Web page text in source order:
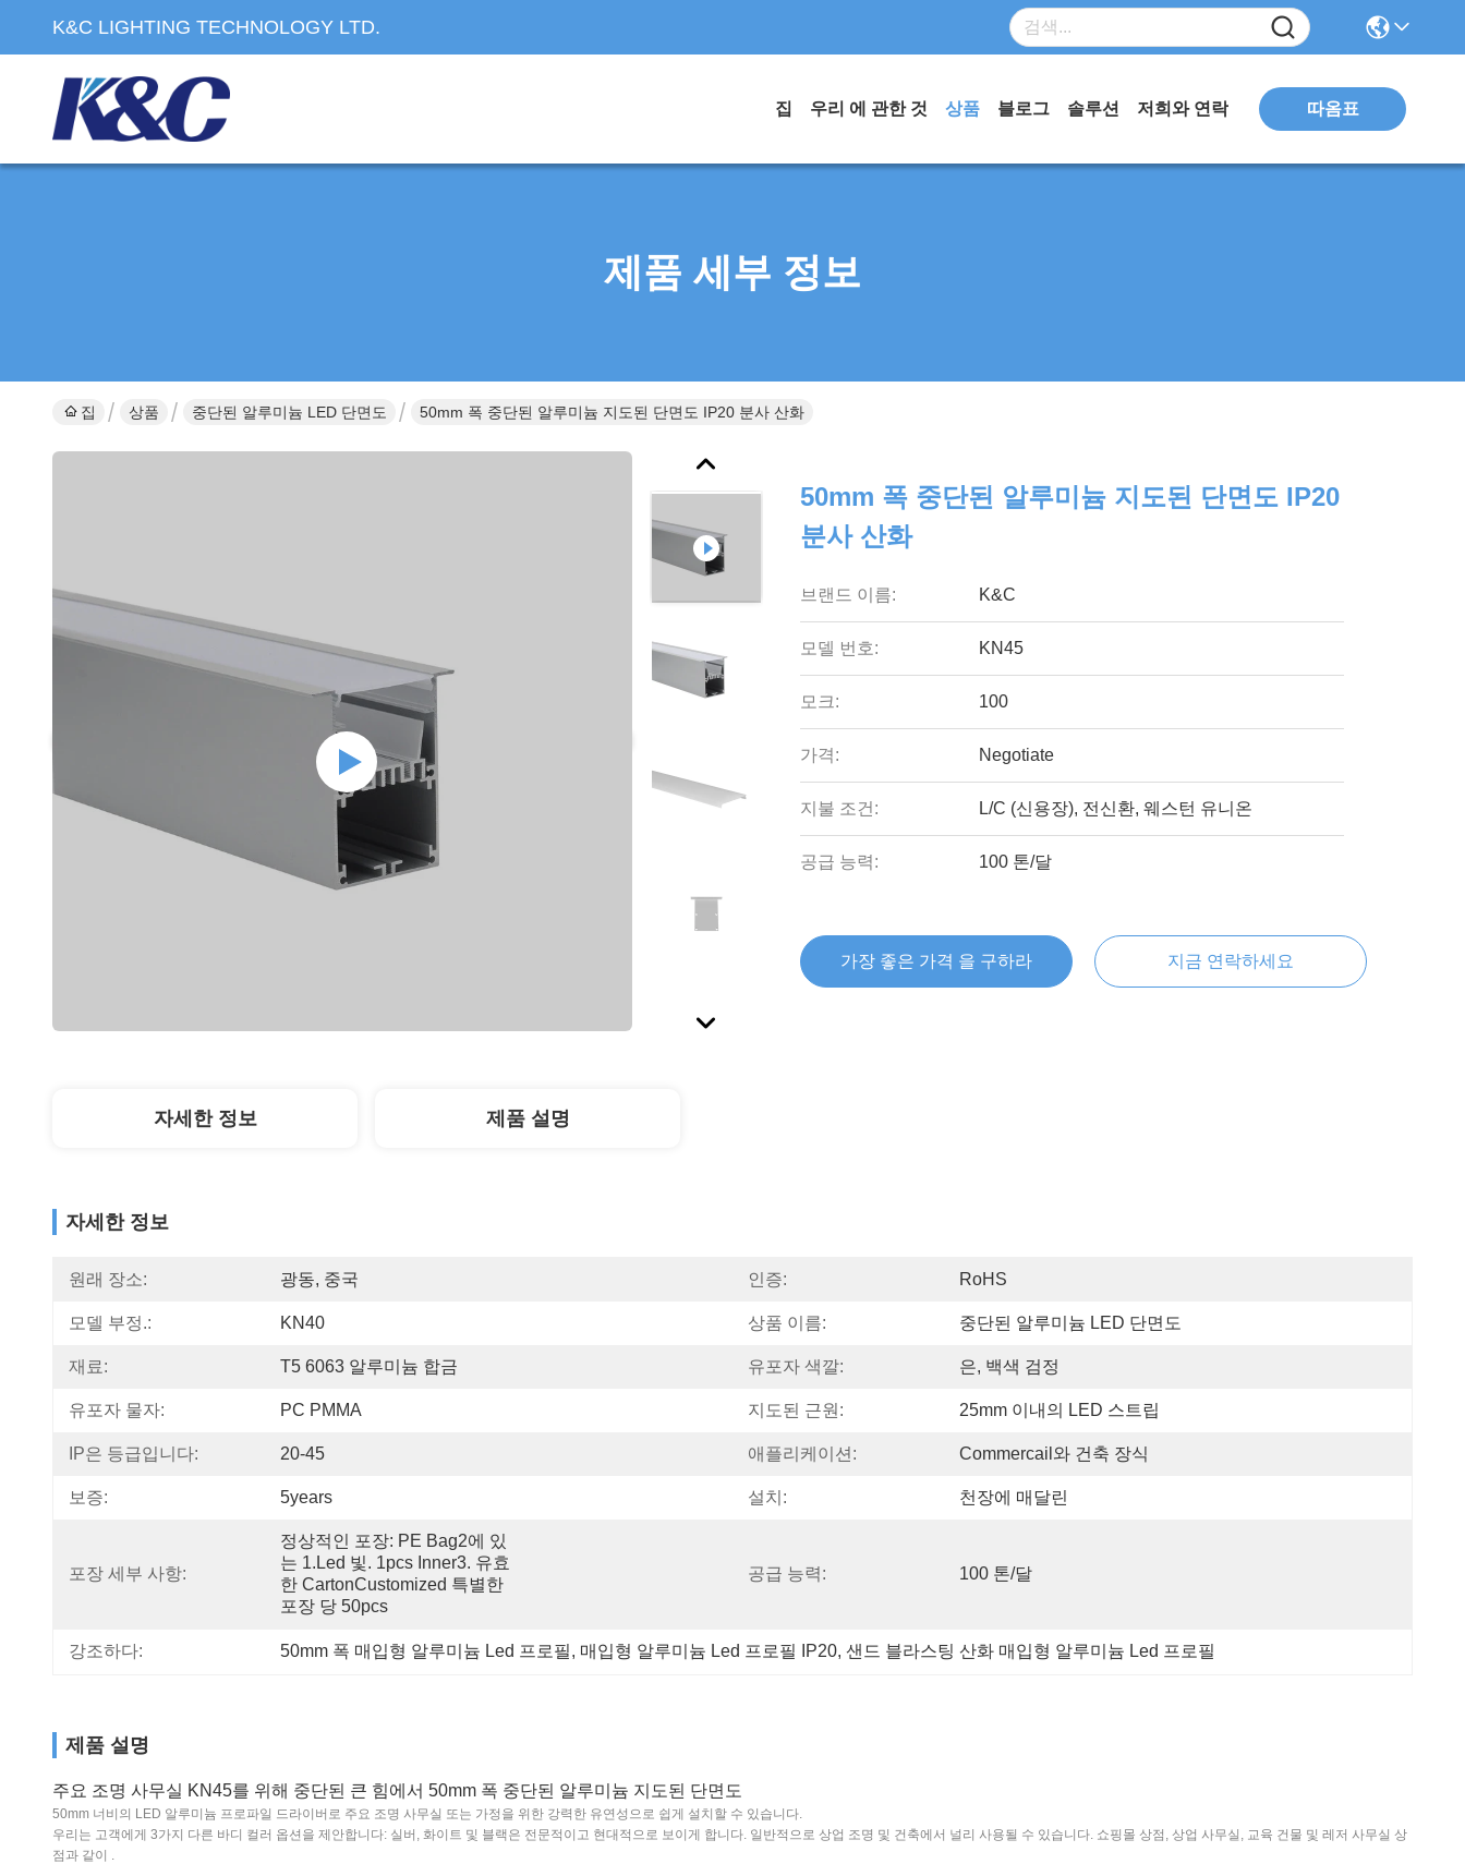
K&C LIGHTING TECHNOLOGY LTD.
집 우리 에 관한 것 상품 블로그 솔루션 저희와 연락 따옴표
제품 세부 정보
집 상품 중단된 알루미늄 LED 단면도 50mm 폭 중단된 알루미늄 지도된 단면도 IP20 분사 산화
50mm 폭 중단된 알루미늄 지도된 단면도 IP20
분사 산화
브랜드 이름: K&C
모델 번호: KN45
모크: 100
가격: Negotiate
지불 조건: L/C (신용장), 전신환, 웨스턴 유니온
공급 능력: 100 톤/달
가장 좋은 가격 을 구하라 지금 연락하세요
자세한 정보 제품 설명
자세한 정보
원래 장소: 광동, 중국 인증: RoHS
모델 부정.: KN40 상품 이름: 중단된 알루미늄 LED 단면도
재료: T5 6063 알루미늄 합금 유포자 색깔: 은, 백색 검정
유포자 물자: PC PMMA 지도된 근원: 25mm 이내의 LED 스트립
IP은 등급입니다: 20-45 애플리케이션: Commercail와 건축 장식
보증: 5years 설치: 천장에 매달린
포장 세부 사항:
정상적인 포장: PE Bag2에 있
는 1.led 빛. 1pcs Inner3. 유효
한 CartonCustomized 특별한
포장 당 50pcs
공급 능력: 100 톤/달
강조하다: 50mm 폭 매입형 알루미늄 Led 프로필, 매입형 알루미늄 Led 프로필 IP20, 샌드 블라스팅 산화 매입형 알루미늄 Led 프로필
제품 설명
주요 조명 사무실 KN45를 위해 중단된 큰 힘에서 50mm 폭 중단된 알루미늄 지도된 단면도
50mm 너비의 LED 알루미늄 프로파일 드라이버로 주요 조명 사무실 또는 가정을 위한 강력한 유연성으로 쉽게 설치할 수 있습니다.
우리는 고객에게 3가지 다른 바디 컬러 옵션을 제안합니다: 실버, 화이트 및 블랙은 전문적이고 현대적으로 보이게 합니다. 일반적으로 상업 조명 및 건축에서 널리 사용될 수 있습니다. 쇼핑몰 상점, 상업 사무실, 교육 건물 및 레저 사무실 상
점과 같이 .